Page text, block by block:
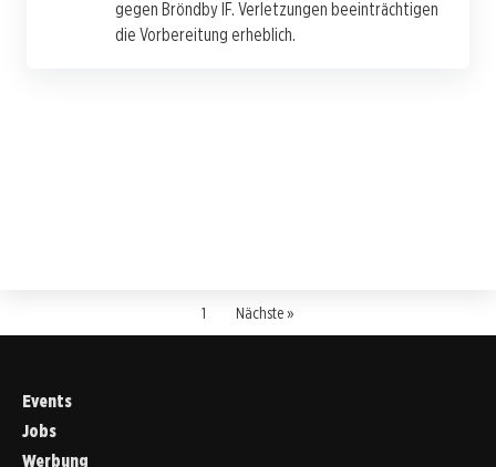
gegen Bröndby IF. Verletzungen beeinträchtigen
die Vorbereitung erheblich.
1 Nächste »
Events
Jobs
Werbung